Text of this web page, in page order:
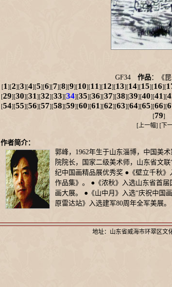
GF34 作品：《
[1][2][3][4][5][6][7][8][9][10][11][12][13][14][15][16][
[29][30][31][32][33][34][35][36][37][38][39][40][41][
[54][55][56][57][58][59][60][61][62][63][64][65][66][
[79]
[上一幅] [ 下
作者简介：
郭峰，1962年生于山东淄博，中国美
院院长，国家二级美术师，山东省文
纪中国画精品展优秀奖 ●《壁立千秋
作品集》。 ●《浓秋》入选山东省首
画大展。 ●《山中月》入选“庆祝中国
原雷达站》入选建军80周年全军美展
地址：山东省威海市环翠区文